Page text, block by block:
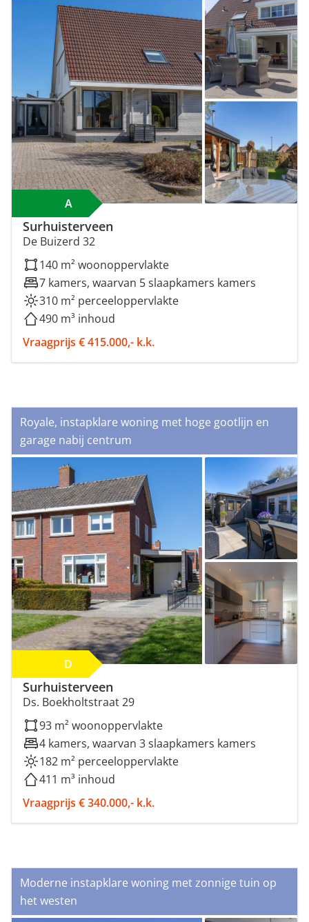
A
Surhuisterveen
De Buizerd 32
140 m² woonoppervlakte
7 kamers, waarvan 5 slaapkamers kamers
310 m² perceeloppervlakte
490 m³ inhoud
Vraagprijs € 415.000,- k.k.
Royale, instapklare woning met hoge gootlijn en
garage nabij centrum
D
Surhuisterveen
Ds. Boekholtstraat 29
93 m² woonoppervlakte
4 kamers, waarvan 3 slaapkamers kamers
182 m² perceeloppervlakte
411 m³ inhoud
Vraagprijs € 340.000,- k.k.
Moderne instapklare woning met zonnige tuin op
het westen